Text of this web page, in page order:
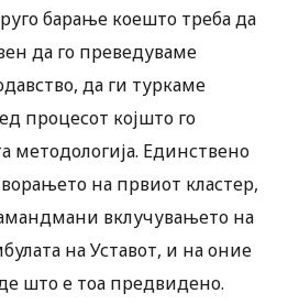
барање коешто треба да
да го преведуваме
да ги туркаме
процесот којшто го
методологија. Единствено
на првиот кластер,
вклучувањето на
на Уставот, и на оние
што е тоа предвидено.